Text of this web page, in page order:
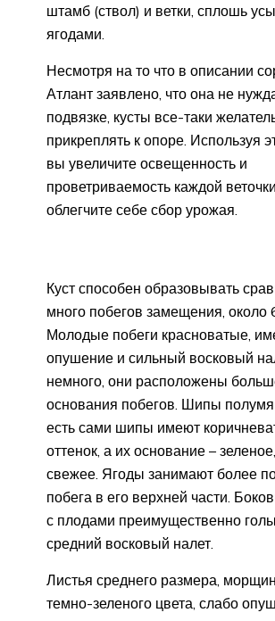
штамб (ствол) и ветки, сплошь
ягодами.
Несмотря на то что в описании
Атлант заявлено, что она не
подвязке, кусты все-таки
прикреплять к опоре. Используя
вы увеличите освещенность и
проветриваемость каждой
облегчите себе сбор урожая.
Куст способен образовывать
много побегов замещения, около
Молодые побеги красноватые,
опушение и сильный восковый
немного, они расположены
основания побегов. Шипы
есть сами шипы имеют
оттенок, а их основание –
свежее. Ягоды занимают более
побега в его верхней части.
с плодами преимущественно
средний восковый налет.
Листья среднего размера,
темно-зеленого цвета, слабо